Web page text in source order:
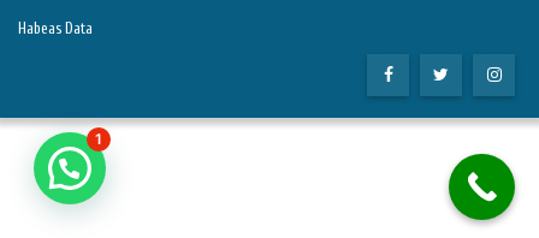
Habeas Data
1